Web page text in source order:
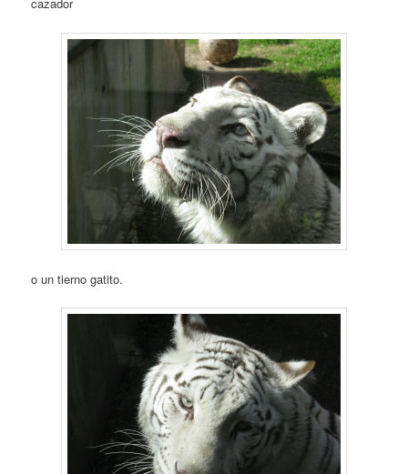
cazador
o un tierno gatito.